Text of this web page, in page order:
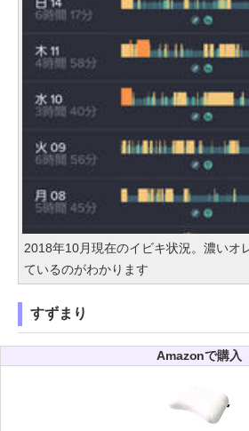
2018年10月現在のイビキ状況。濃いオ
ているのがわかります
すずまり
Amazonで購入